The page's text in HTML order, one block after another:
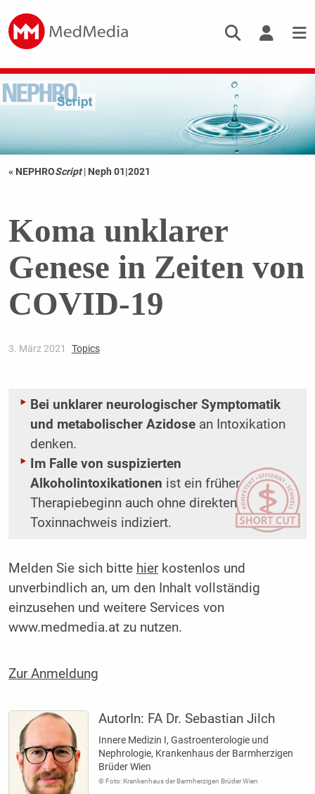
« NEPHROScript | Neph 01|2021
Koma unklarer
Genese in Zeiten von
COVID-19
3. März 2021 Topics
Bei unklarer neurologischer Symptomatik
und metabolischer Azidosean ­Intoxikation
denken.
Im Falle von suspizierten
Alkoholintoxikationen ist ein früher
Therapiebeginn auch ohne direkten
Toxinnachweis indiziert.
Melden Sie sich bitte hierkostenlos und
unverbindlich an, um den Inhalt vollständig
einzusehen und weitere Services von
www.medmedia.at zu nutzen.
Zur Anmeldung
AutorIn: FA Dr. Sebastian Jilch
Innere Medizin I, Gastroenterologie und
Nephrologie, Krankenhaus der Barmherzigen
Brüder Wien
© Foto: Krankenhaus der Barmherzigen Brüder Wien